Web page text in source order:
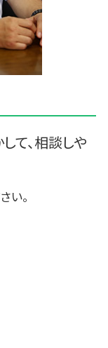
て、相談しや
い。